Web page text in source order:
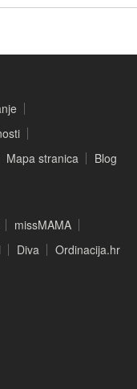
Mapa stranica Blog
missMAMA
Diva Ordinacija.hr